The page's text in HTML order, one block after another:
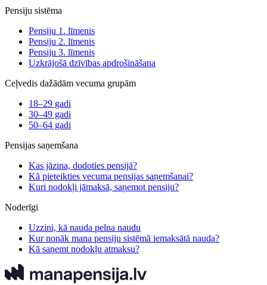
Pensiju sistēma
Pensiju 1. līmenis
Pensiju 2. līmenis
Pensiju 3. līmenis
Uzkrājošā dzīvības apdrošināšana
Ceļvedis dažādām vecuma grupām
18–29 gadi
30–49 gadi
50–64 gadi
Pensijas saņemšana
Kas jāzina, dodoties pensijā?
Kā pieteikties vecuma pensijas saņemšanai?
Kuri nodokļi jāmaksā, saņemot pensiju?
Noderīgi
Uzzini, kā nauda pelna naudu
Kur nonāk mana pensiju sistēmā iemaksātā nauda?
Kā saņemt nodokļu atmaksu?